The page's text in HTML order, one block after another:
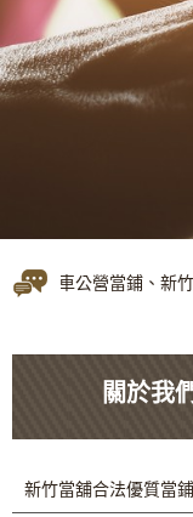
免留車公營當鋪、新
關於我
新竹當舖合法優質當